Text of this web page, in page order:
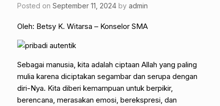
Posted on September 11, 2024 by admin
Oleh: Betsy K. Witarsa – Konselor SMA
Sebagai manusia, kita adalah ciptaan Allah yang paling
mulia karena diciptakan segambar dan serupa dengan
diri-Nya. Kita diberi kemampuan untuk berpikir,
berencana, merasakan emosi, berekspresi, dan